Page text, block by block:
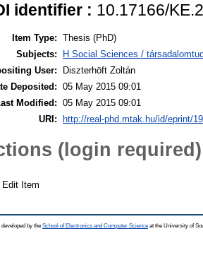
identifier : 10.17166/
Item Type: Thesis (PhD)
Subjects:
H Social Sciences /
User:
Diszterhöft Zoltán
Deposited: 05 May 2015 09:01
Modified: 05 May 2015 09:01
URI:
http://real-phd.mtak.hu/id/eprint/
(login required)
Edit Item
by the School of Electronics and Computer Science at the University of